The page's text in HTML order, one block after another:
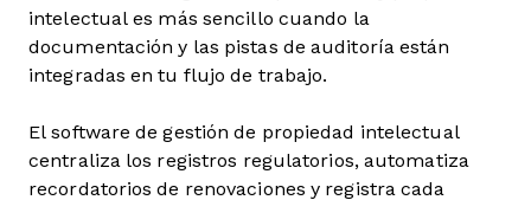
intelectual es más sencillo cuando la
documentación y las pistas de auditoría están
integradas en tu flujo de trabajo.
El software de gestión de propiedad intelectual
centraliza los registros regulatorios, automatiza
recordatorios de renovaciones y registra cada